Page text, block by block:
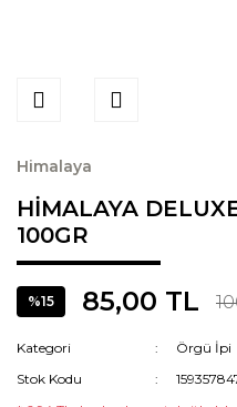
Himalaya
HİMALAYA
100GR
%15 85,00 TL
Kategori
Örgü İpi
Stok Kodu